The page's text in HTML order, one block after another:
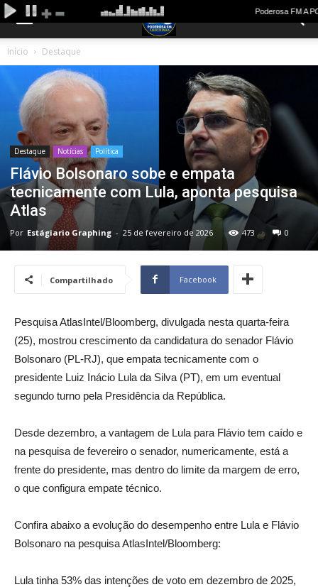
Início Destaque
Destaque Notícias Política
Flávio Bolsonaro sobe e empata
tecnicamente com Lula, aponta pesquisa
Atlas
Por Estágiario Graphing - 25 de fevereiro de 2026 473 0
Compartilhado Facebook
Pesquisa AtlasIntel/Bloomberg, divulgada nesta quarta-feira
(25), mostrou crescimento da candidatura do senador Flávio
Bolsonaro (PL-RJ), que empata tecnicamente com o
presidente Luiz Inácio Lula da Silva (PT), em um eventual
segundo turno pela Presidência da República.
Desde dezembro, a vantagem de Lula para Flávio tem caído e
na pesquisa de fevereiro o senador, numericamente, está a
frente do presidente, mas dentro do limite da margem de erro,
o que configura empate técnico.
Confira abaixo a evolução do desempenho entre Lula e Flávio
Bolsonaro na pesquisa AtlasIntel/Bloomberg:
Lula tinha 53% das intenções de voto em dezembro de 2025,